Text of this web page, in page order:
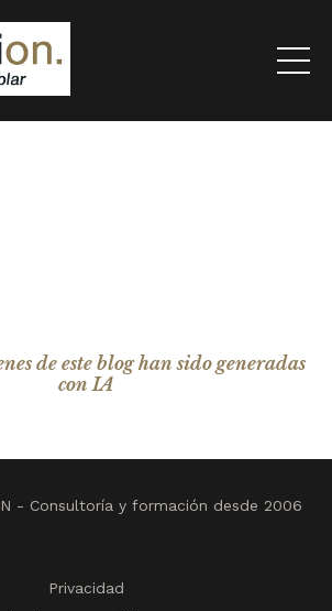
de este blog han sido generadas
con IA
- Consultoría y formación desde 2006
Privacidad